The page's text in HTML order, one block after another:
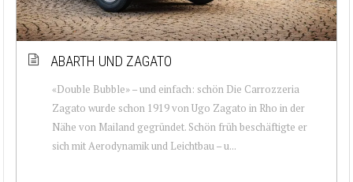
ABARTH UND ZAGATO
«Double Bubble» – und einfach: schön Die Carrozzeria
Zagato wurde schon 1919 von Ugo Zagato in Rho in der
Nähe von Mailand gegründet. Schön früh beschäftigte er
sich mit Aerodynamik und Leichtbau – u...